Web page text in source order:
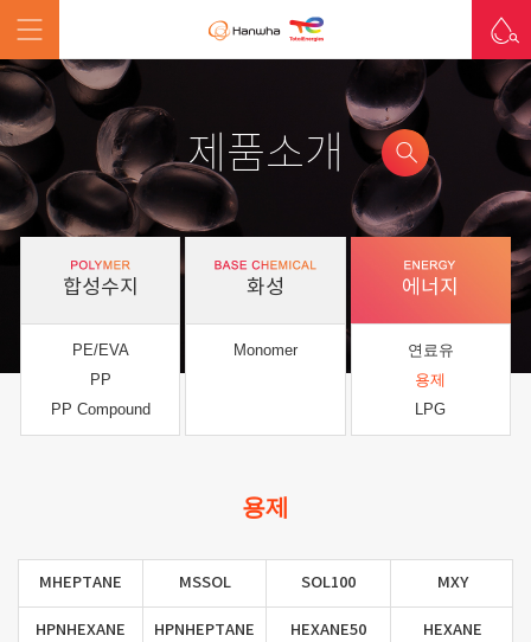
제품소개
합성수지
PE/EVA
PP
PP Compound
화성
Monomer
에너지
연료유
용제
LPG
용제
MHEPTANE MSSOL SOL100 MXY
HPNHEXANE HPNHEPTANE HEXANE50 HEXANE